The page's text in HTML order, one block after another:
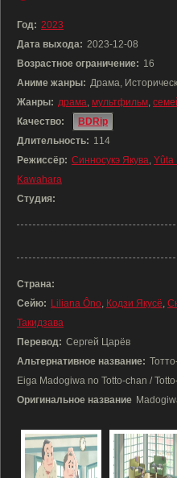
Год: 2023
Дата выхода: 2023-12-08
Возрастное ограничение: 16
Аниме жанры: Драма,
Жанры: драма, мультфильм,
Качество:
BDRip
Длительность: 114
Режиссёр: Синносукэ Якува, Yûta
Kawahara
Студия:
Страна:
Сейю: Liliana Ôno, Кодзи Якусё,
Такидзава
Перевод: Сергей Царёв
Альтернативное название:
Eiga Madogiwa no Totto-chan /
Оригинальное название